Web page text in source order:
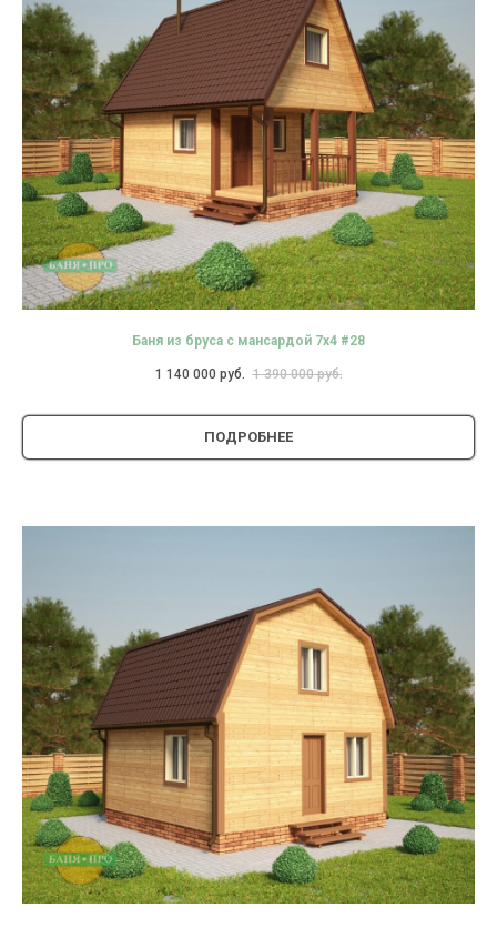
Баня из бруса с мансардой 7х4 #28
1 140 000 руб. 1 390 000 руб.
ПОДРОБНЕЕ